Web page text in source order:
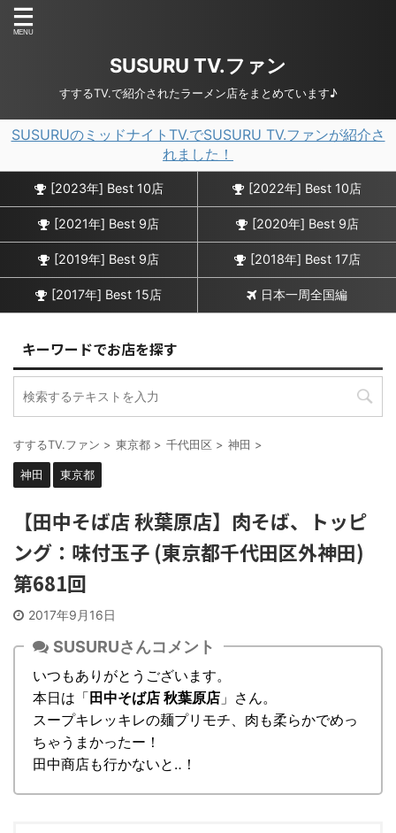
SUSURU TV.ファン
すするTV.で紹介されたラーメン店をまとめています♪
SUSURUのミッドナイトTV.でSUSURU TV.ファンが紹介さ
れました！
[2023年] Best 10店 [2022年] Best 10店
[2021年] Best 9店 [2020年] Best 9店
[2019年] Best 9店 [2018年] Best 17店
[2017年] Best 15店 日本一周全国編
キーワードでお店を探す
すするTV.ファン > 東京都 > 千代田区 > 神田 >
神田 東京都
【田中そば店 秋葉原店】肉そば、トッピ
ング：味付玉子 (東京都千代田区外神田)
第681回
2017年9月16日
SUSURUさんコメント
いつもありがとうございます。
本日は「 田中そば店 秋葉原店 」さん。
スープキレッキレの麺プリモチ、肉も柔らかでめっ
ちゃうまかったー！
田中商店も行かないと‥！